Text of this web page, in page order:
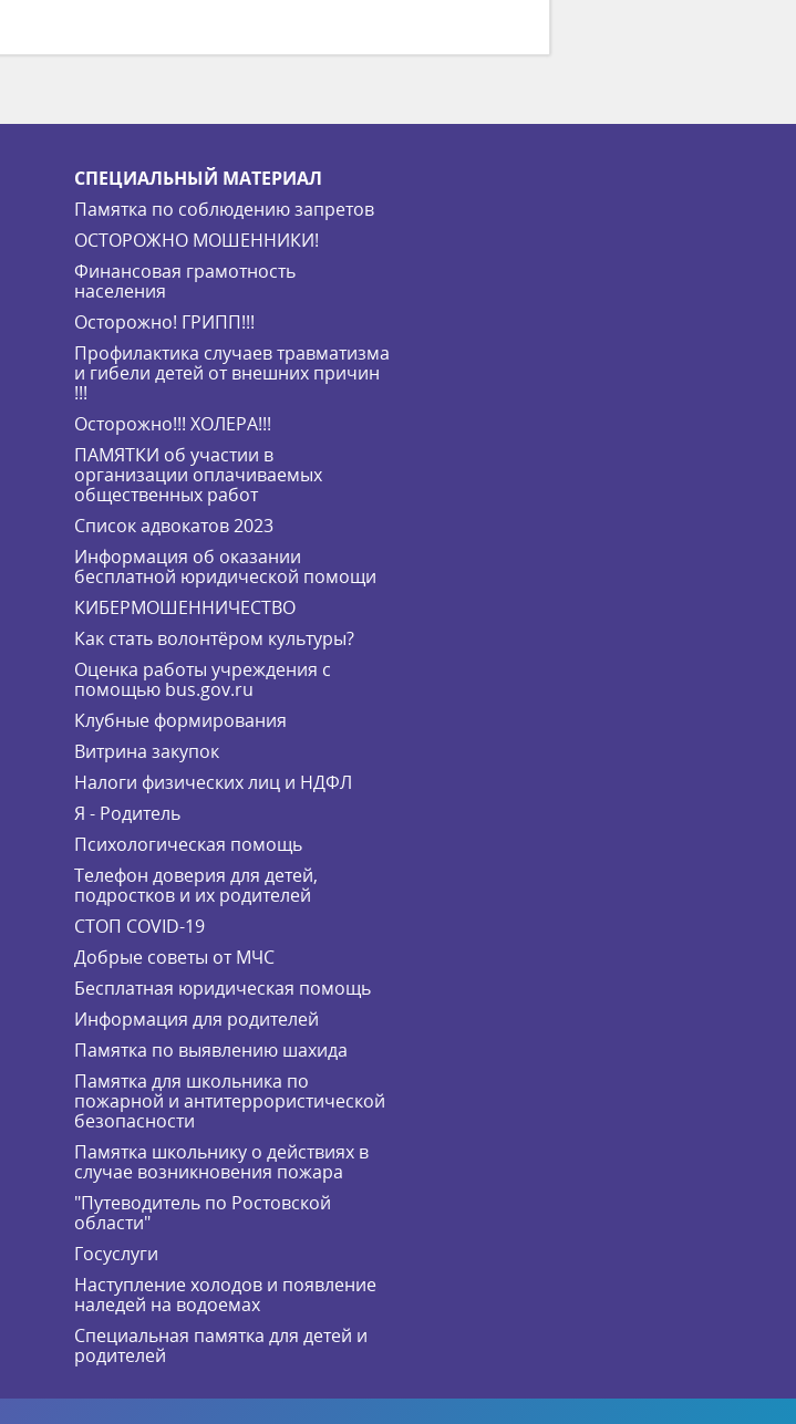
СПЕЦИАЛЬНЫЙ МАТЕРИАЛ
Памятка по соблюдению запретов
ОСТОРОЖНО МОШЕННИКИ!
Финансовая грамотность
населения
Осторожно! ГРИПП!!!
Профилактика случаев травматизма
и гибели детей от внешних причин
!!!
Осторожно!!! ХОЛЕРА!!!
ПАМЯТКИ об участии в
организации оплачиваемых
общественных работ
Список адвокатов 2023
Информация об оказании
бесплатной юридической помощи
КИБЕРМОШЕННИЧЕСТВО
Как стать волонтёром культуры?
Оценка работы учреждения с
помощью bus.gov.ru
Клубные формирования
Витрина закупок
Налоги физических лиц и НДФЛ
Я - Родитель
Психологическая помощь
Телефон доверия для детей,
подростков и их родителей
СТОП COVID-19
Добрые советы от МЧС
Бесплатная юридическая помощь
Информация для родителей
Памятка по выявлению шахида
Памятка для школьника по
пожарной и антитеррористической
безопасности
Памятка школьнику о действиях в
случае возникновения пожара
"Путеводитель по Ростовской
области"
Госуслуги
Наступление холодов и появление
наледей на водоемах
Специальная памятка для детей и
родителей